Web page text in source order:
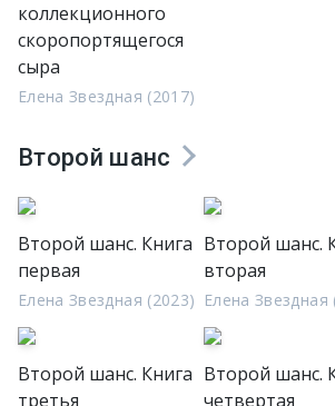
коллекционного
скоропортящегося
сыра
Елена Звездная (2017)
Второй шанс
Второй шанс. Книга
первая
Елена Звездная (2023)
Второй шанс.
вторая
Елена Звездная
Второй шанс. Книга
третья
Второй шанс.
четвертая